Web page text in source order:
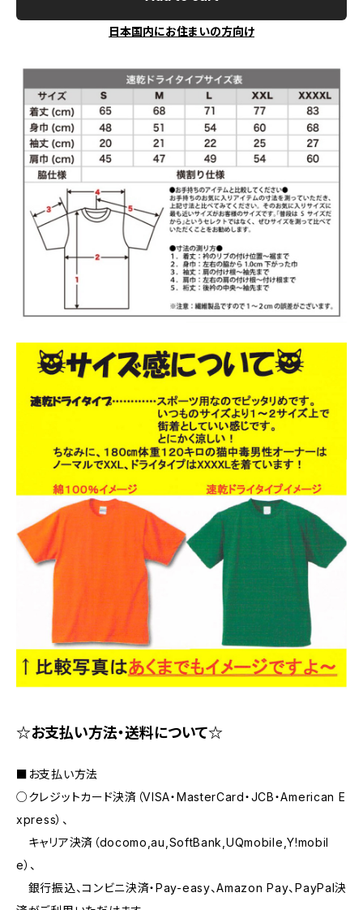
日本国内にお住まいの方向け
☆お支払い方法・送料について☆
■お支払い方法
○クレジットカード決済（VISA・MasterCard・JCB・American E
xpress）、
キャリア決済（docomo,au,SoftBank,UQmobile,Y!mobil
e）、
銀行振込、コンビニ決済・Pay-easy、Amazon Pay、PayPal決